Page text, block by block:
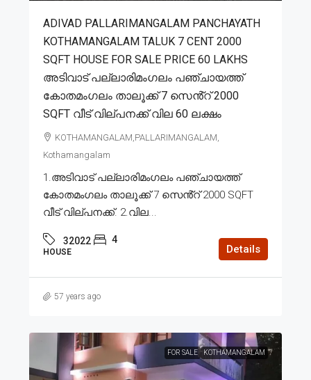
ADIVAD PALLARIMANGALAM PANCHAYATH
KOTHAMANGALAM TALUK 7 CENT 2000
SQFT HOUSE FOR SALE PRICE 60 LAKHS
അടിവാട് പല്ലാരിമംഗലം പഞ്ചായത്ത്
കോതമംഗലം താലൂക്ക് 7 സെൻ്റ് 2000
SQFT വീട് വില്പനക്ക് വില 60 ലക്ഷം
KOTHAMANGALAM,PALLARIMANGALAM,
Kothamangalam
1.അടിവാട് പല്ലാരിമംഗലം പഞ്ചായത്ത്
കോതമംഗലം താലൂക്ക് 7 സെൻ്റ് 2000 SQFT
വീട് വില്പനക്ക്. 2.വില...
32022 4
HOUSE Details
57 years ago
FOR SALE KOTHAMANGALAM